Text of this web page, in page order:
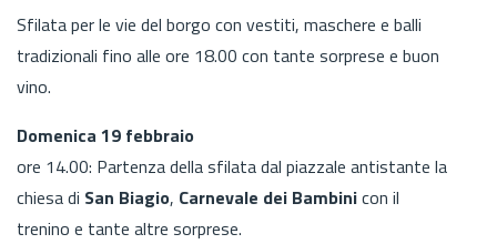
Sfilata per le vie del borgo con vestiti, maschere e balli
tradizionali fino alle ore 18.00 con tante sorprese e buon
vino.
Domenica 19 febbraio
ore 14.00: Partenza della sfilata dal piazzale antistante la
chiesa di San Biagio, Carnevale dei Bambinicon il
trenino e tante altre sorprese.